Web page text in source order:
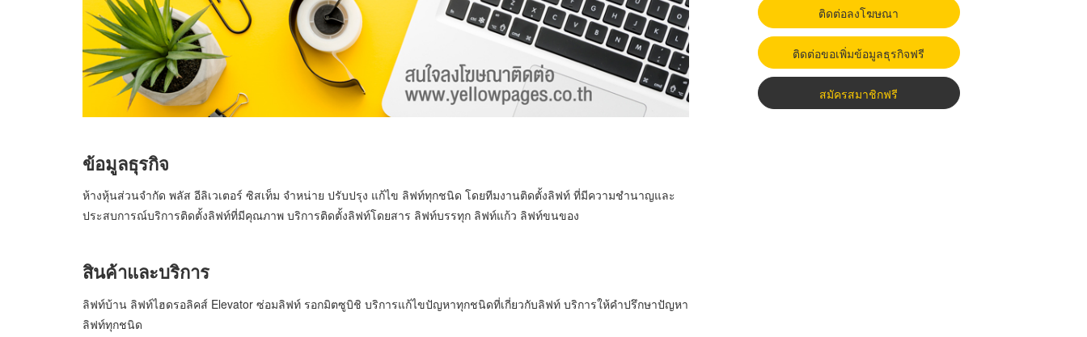
ข้อมูลธุรกิจ
ห้างหุ้นส่วนจำกัด พลัส อีลิเวเตอร์ ซิสเท็ม จำหน่าย ปรับปรุง แก้ไข ลิฟท์ทุกชนิด โดยทีมงานติดตั้งลิฟท์ ที่มีความชำนาญและ
ประสบการณ์บริการติดตั้งลิฟท์ที่มีคุณภาพ บริการติดตั้งลิฟท์โดยสาร ลิฟท์บรรทุก ลิฟท์แก้ว ลิฟท์ขนของ
สินค้าและบริการ
ลิฟท์บ้าน ลิฟท์ไฮดรอลิคส์ Elevator ซ่อมลิฟท์ รอกมิตซูบิชิ บริการแก้ไขปัญหาทุกชนิดที่เกี่ยวกับลิฟท์ บริการให้คำปรึกษาปัญหา
ลิฟท์ทุกชนิด
ติดต่อลงโฆษณา
ติดต่อขอเพิ่มข้อมูลธุรกิจฟรี
สมัครสมาชิกฟรี